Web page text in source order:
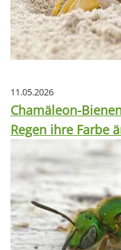
11.05.2026
Chamäleon-
Regen ihre Farbe